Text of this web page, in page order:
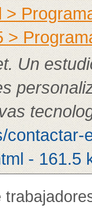
>
Un
contactar-
- 161.5